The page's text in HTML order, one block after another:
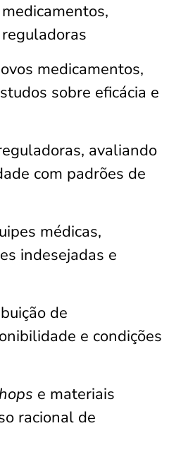
medicamentos,
sobre eficácia e
avaliando
com padrões de
médicas,
indesejadas e
de
e condições
e materiais
racional de